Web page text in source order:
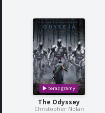
The Odyssey
Christopher Nolan